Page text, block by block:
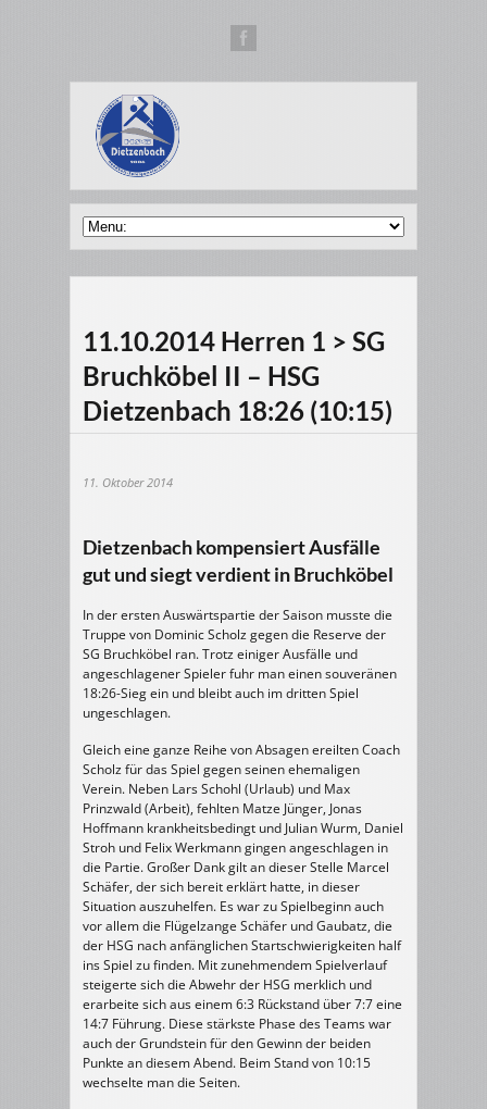
11.10.2014 Herren 1 > SG
Bruchköbel II – HSG
Dietzenbach 18:26 (10:15)
11. Oktober 2014
Dietzenbach kompensiert Ausfälle
gut und siegt verdient in Bruchköbel
In der ersten Auswärtspartie der Saison musste die
Truppe von Dominic Scholz gegen die Reserve der
SG Bruchköbel ran. Trotz einiger Ausfälle und
angeschlagener Spieler fuhr man einen souveränen
18:26-Sieg ein und bleibt auch im dritten Spiel
ungeschlagen.
Gleich eine ganze Reihe von Absagen ereilten Coach
Scholz für das Spiel gegen seinen ehemaligen
Verein. Neben Lars Schohl (Urlaub) und Max
Prinzwald (Arbeit), fehlten Matze Jünger, Jonas
Hoffmann krankheitsbedingt und Julian Wurm, Daniel
Stroh und Felix Werkmann gingen angeschlagen in
die Partie. Großer Dank gilt an dieser Stelle Marcel
Schäfer, der sich bereit erklärt hatte, in dieser
Situation auszuhelfen. Es war zu Spielbeginn auch
vor allem die Flügelzange Schäfer und Gaubatz, die
der HSG nach anfänglichen Startschwierigkeiten half
ins Spiel zu finden. Mit zunehmendem Spielverlauf
steigerte sich die Abwehr der HSG merklich und
erarbeite sich aus einem 6:3 Rückstand über 7:7 eine
14:7 Führung. Diese stärkste Phase des Teams war
auch der Grundstein für den Gewinn der beiden
Punkte an diesem Abend. Beim Stand von 10:15
wechselte man die Seiten.